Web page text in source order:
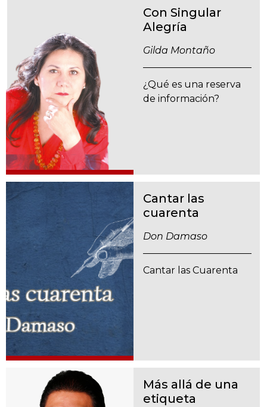
Con Singular
Alegría
Gilda Montaño
¿Qué es una reserva
de información?
Cantar las
cuarenta
Don Damaso
Cantar las Cuarenta
Más allá de una
etiqueta